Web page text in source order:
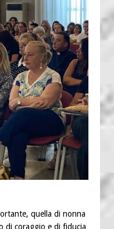
quella di nonna
di coraggio e di fiducia